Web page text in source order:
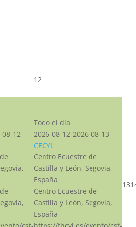
08-12
12
Todo el día
2026-08-12-2026-08-13
CECYL
Centro Ecuestre de
Castilla y León, Segovia,
España
Centro Ecuestre de
Castilla y León, Segovia,
España
13